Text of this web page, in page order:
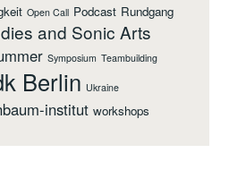
Open Call Podcast Rundgang
and Sonic Arts
Symposium Teambuilding
Berlin Ukraine
institut workshops